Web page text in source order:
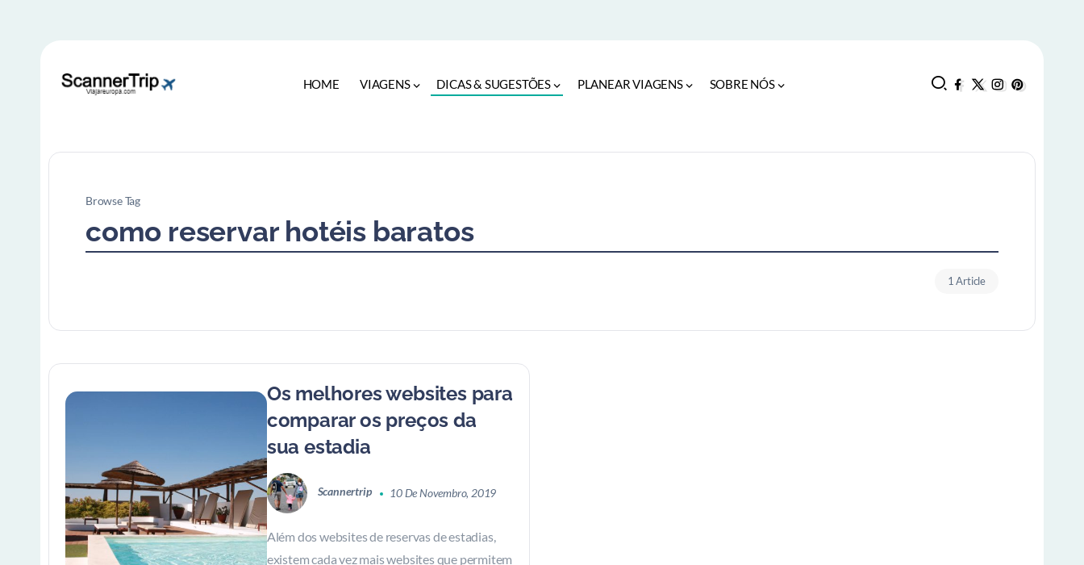
HOME VIAGENS DICAS & SUGESTÕES PLANEAR VIAGENS SOBRE NÓS
Browse Tag
como reservar hotéis baratos
1 Article
Os melhores websites para
comparar os preços da
sua estadia
Scannertrip 10 De Novembro, 2019
Além dos websites de reservas de estadias,
existem cada vez mais websites que permitem